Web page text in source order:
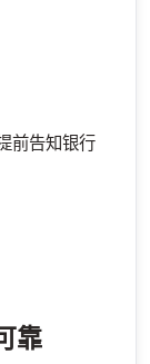
前告知银行
靠